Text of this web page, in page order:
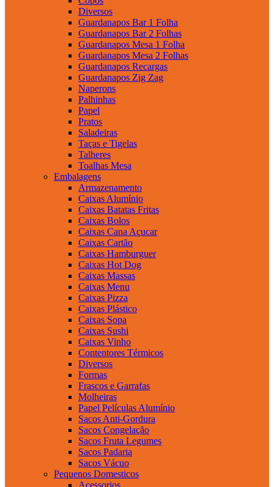
Diversos
Guardanapos Bar 1 Folha
Guardanapos Bar 2 Folhas
Guardanapos Mesa 1 Folha
Guardanapos Mesa 2 Folhas
Guardanapos Recargas
Guardanapos Zig Zag
Naperons
Palhinhas
Papel
Pratos
Saladeiras
Taças e Tigelas
Talheres
Toalhas Mesa
Embalagens
Armazenamento
Caixas Alumínio
Caixas Batatas Fritas
Caixas Bolos
Caixas Cana Açucar
Caixas Cartão
Caixas Hamburguer
Caixas Hot Dog
Caixas Massas
Caixas Menu
Caixas Pizza
Caixas Plástico
Caixas Sopa
Caixas Sushi
Caixas Vinho
Contentores Térmicos
Diversos
Formas
Frascos e Garrafas
Molheiras
Papel Películas Alumínio
Sacos Anti-Gordura
Sacos Congelação
Sacos Fruta Legumes
Sacos Padaria
Sacos Vácuo
Pequenos Domesticos
Acessorios